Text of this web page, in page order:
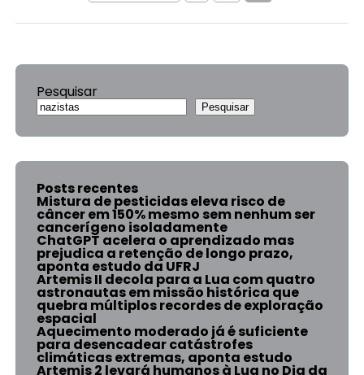
Pesquisar
Pesquisar
Posts recentes
Mistura de pesticidas eleva risco de
câncer em 150% mesmo sem nenhum ser
cancerígeno isoladamente
ChatGPT acelera o aprendizado mas
prejudica a retenção de longo prazo,
aponta estudo da UFRJ
Artemis II decola para a Lua com quatro
astronautas em missão histórica que
quebra múltiplos recordes de exploração
espacial
Aquecimento moderado já é suficiente
para desencadear catástrofes
climáticas extremas, aponta estudo
Artemis 2 levará humanos à Lua no Dia da